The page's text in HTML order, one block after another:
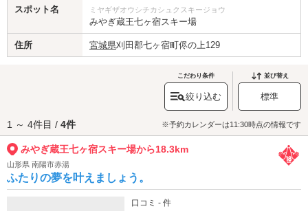
スポット名 ミヤギザオウシチカシュクスキージョウ
みやぎ蔵王七ヶ宿スキー場
住所 宮城県刈田郡七ヶ宿町侭の上129
こだわり条件
絞り込む
並び替え
標準
1 ～ 4件目 / 4件 ※予約カレンダーは11:30時点の情報です
みやぎ蔵王七ヶ宿スキー場から18.3km
山形県 南陽市赤湯
ふたりの夢を叶えましょう。
口コミ - 件